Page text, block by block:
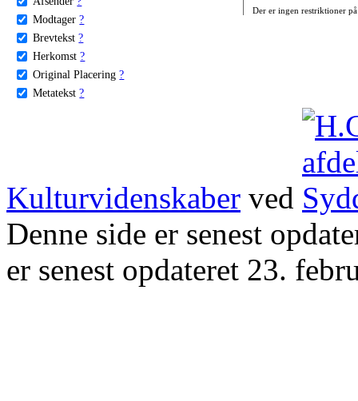
Modtager ?
Brevtekst ?
Herkomst ?
Original Placering ?
Metatekst ?
Der er ingen restriktioner
Kulturvidenskaber ved
Denne side er senest
er senest opdateret 23.